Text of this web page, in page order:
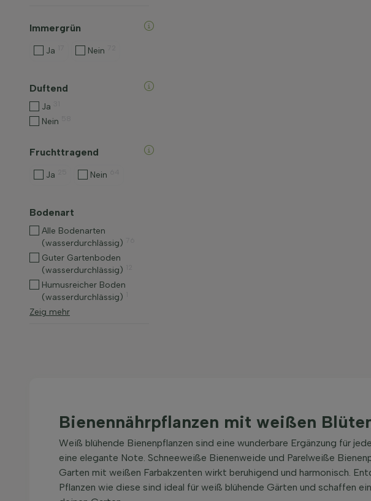
Immergrün
Ja Nein
Duftend
Ja
Nein
Fruchttragend
Ja Nein
Bodenart
Alle Bodenarten
(wasserdurchlässig)
Guter Gartenboden
(wasserdurchlässig)
Humusreicher Boden
(wasserdurchlässig)
Zeig mehr
Bienennährpflanzen mit weißen
Weiß blühende Bienenpflanzen sind eine wunderbare Ergänzung für
eine elegante Note. Schneeweiße Bienenweide und Parelweiße
Garten mit weißen Farbakzenten wirkt beruhigend und harmonisch.
Pflanzen wie diese sind ideal für weiß blühende Gärten und schaffen